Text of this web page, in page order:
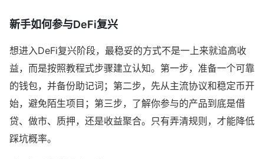
新手如何参与DeFi复兴
想进入DeFi复兴阶段，最稳妥的方式不是一上来就追高收
益，而是按照教程式步骤建立认知。第一步，准备一个可靠
的钱包，并备份助记词；第二步，先从主流协议和稳定币开
始，避免陌生项目；第三步，了解你参与的产品到底是借
贷、做市、质押，还是收益聚合。只有弄清规则，才能降低
踩坑概率。